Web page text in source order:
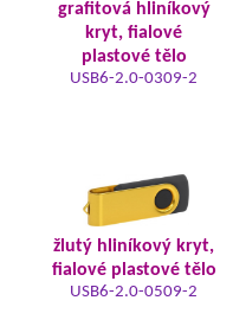
grafitová hliníkový
kryt, fialové
plastové tělo
USB6-2.0-0309-2
žlutý hliníkový kryt,
fialové plastové tělo
USB6-2.0-0509-2